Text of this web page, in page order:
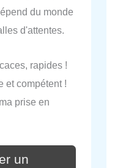
du monde
d'attentes.
rapides !
et compétent !
prise en
un